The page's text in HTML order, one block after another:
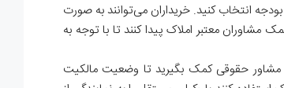
انتخاب کنید. خریداران می‌توانند به صورت
مشاوران معتبر املاک پیدا کنند تا با توجه به
مشاور حقوقی کمک بگیرید تا وضعیت مالکیت